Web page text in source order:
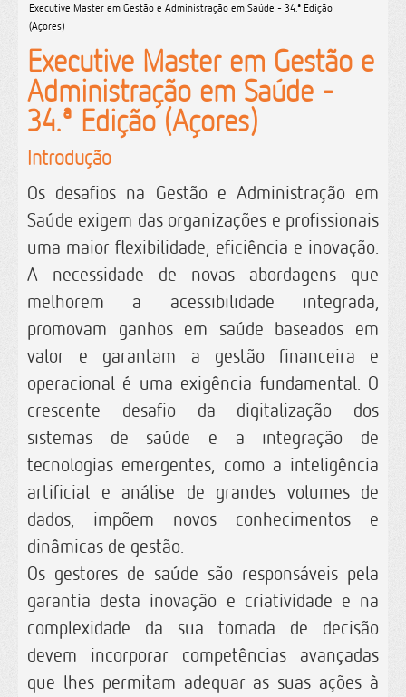
Executive Master em Gestão e Administração em Saúde - 34.ª Edição
(Açores)
Executive Master em Gestão e
Administração em Saúde -
34.ª Edição (Açores)
Introdução
Os desafios na Gestão e Administração em
Saúde exigem das organizações e profissionais
uma maior flexibilidade, eficiência e inovação.
A necessidade de novas abordagens que
melhorem a acessibilidade integrada,
promovam ganhos em saúde baseados em
valor e garantam a gestão financeira e
operacional é uma exigência fundamental. O
crescente desafio da digitalização dos
sistemas de saúde e a integração de
tecnologias emergentes, como a inteligência
artificial e análise de grandes volumes de
dados, impõem novos conhecimentos e
dinâmicas de gestão.
Os gestores de saúde são responsáveis pela
garantia desta inovação e criatividade e na
complexidade da sua tomada de decisão
devem incorporar competências avançadas
que lhes permitam adequar as suas ações à